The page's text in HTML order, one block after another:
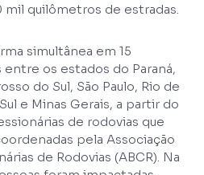
quilômetros de estradas.
simultânea em 15
os estados do Paraná,
do Sul, São Paulo, Rio de
e Minas Gerais, a partir do
de rodovias que
pela Associação
de Rodovias (ABCR). Na